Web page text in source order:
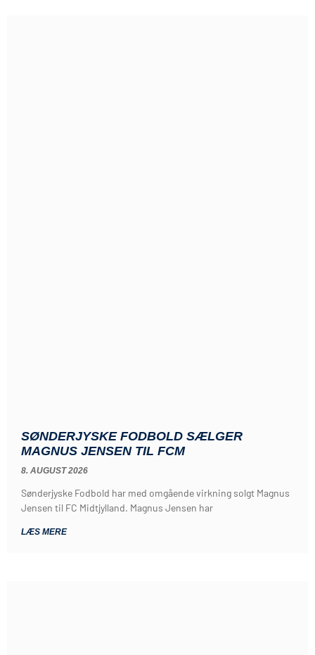
SØNDERJYSKE FODBOLD SÆLGER
MAGNUS JENSEN TIL FCM
8. AUGUST 2026
Sønderjyske Fodbold har med omgående virkning solgt Magnus
Jensen til FC Midtjylland. Magnus Jensen har
LÆS MERE